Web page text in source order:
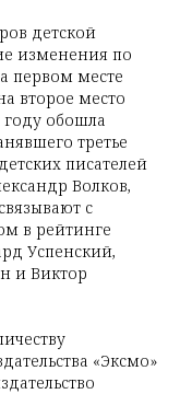
детской
изменения по
первом месте
второе место
году обошла
третье
писателей
Волков,
с
в рейтинге
Успенский,
и Виктор
«Эксмо»